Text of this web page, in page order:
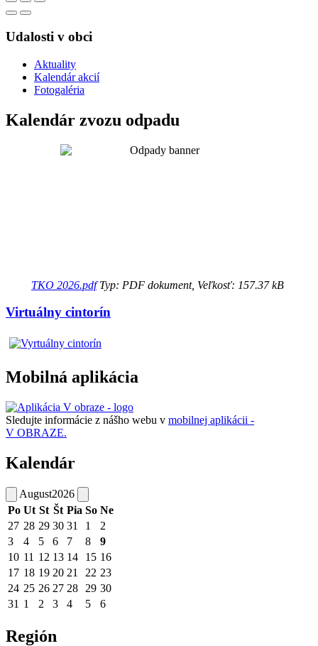
Udalosti v obci
Aktuality
Kalendár akcií
Fotogaléria
Kalendár zvozu odpadu
TKO 2026.pdfTyp: PDF dokument, Veľkosť: 157.37 kB
Virtuálny cintorín
Mobilná aplikácia
Sledujte informácie z nášho webu v mobilnej aplikácii -
V OBRAZE.
Kalendár
August2026
Po Ut St Št Pia So Ne
27 28 29 30 31 1
2
3
4 5 6 7 8
9
10 11 12 13 14 15 16
17 18 19 20 21 22 23
24 25 26 27 28 29 30
31 1 2 3 4 5 6
Región